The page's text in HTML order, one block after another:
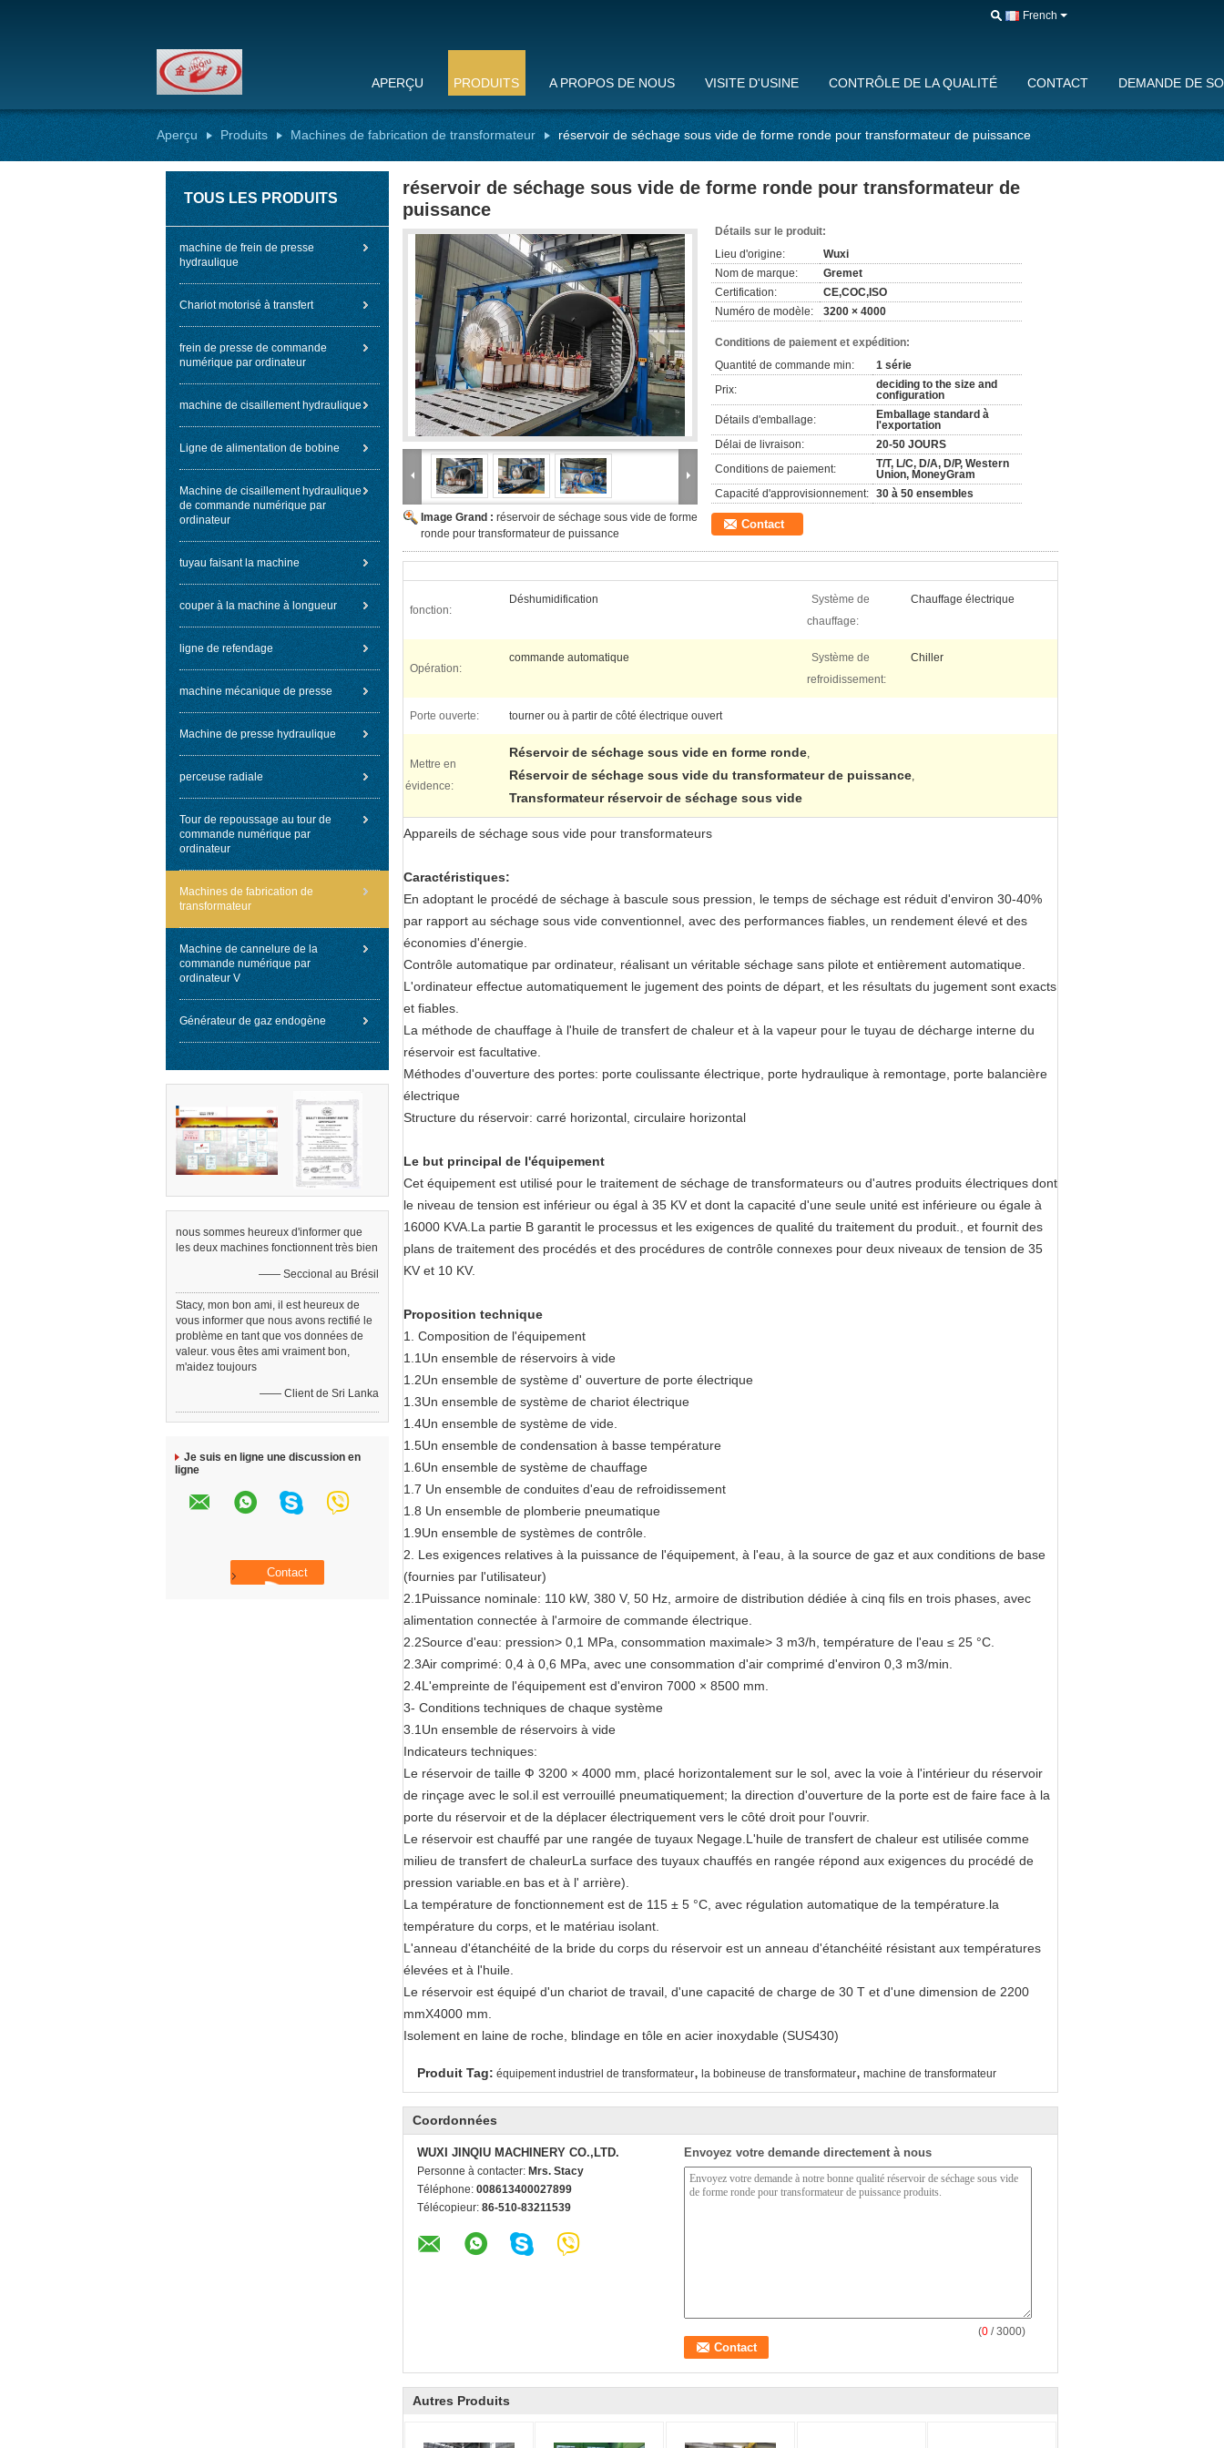
French
APERÇU PRODUITS A PROPOS DE NOUS VISITE D'USINE CONTRÔLE DE LA QUALITÉ CONTACT DEMANDE DE
Aperçu Produits Machines de fabrication de transformateur réservoir de séchage sous vide de forme ronde pour transformateur de puissance
TOUS LES PRODUITS
machine de frein de presse
hydraulique
Chariot motorisé à transfert
frein de presse de commande
numérique par ordinateur
machine de cisaillement hydraulique
Ligne de alimentation de bobine
Machine de cisaillement hydraulique
de commande numérique par
ordinateur
tuyau faisant la machine
couper à la machine à longueur
ligne de refendage
machine mécanique de presse
Machine de presse hydraulique
perceuse radiale
Tour de repoussage au tour de
commande numérique par
ordinateur
Machines de fabrication de
transformateur
Machine de cannelure de la
commande numérique par
ordinateur V
Générateur de gaz endogène
nous sommes heureux d'informer que
les deux machines fonctionnent très bien
—— Seccional au Brésil
Stacy, mon bon ami, il est heureux de
vous informer que nous avons rectifié le
problème en tant que vos données de
valeur. vous êtes ami vraiment bon,
m'aidez toujours
—— Client de Sri Lanka
Je suis en ligne une discussion en
ligne
réservoir de séchage sous vide de forme ronde pour transformateur de
puissance
Image Grand : réservoir de séchage sous vide de forme
ronde pour transformateur de puissance
Détails sur le produit:
Lieu d'origine:
Wuxi
Nom de marque:
Gremet
Certification:
CE,COC,ISO
Numéro de modèle:
3200 × 4000
Conditions de paiement et expédition:
Quantité de commande min:
1 série
Prix:
deciding to the size and
configuration
Détails d'emballage:
Emballage standard à
l'exportation
Délai de livraison:
20-50 JOURS
Conditions de paiement:
T/T, L/C, D/A, D/P, Western
Union, MoneyGram
Capacité d'approvisionnement: 30 à 50 ensembles
Contact
fonction:
Déshumidification
Système de
chauffage:
Chauffage électrique
Opération:
commande automatique
Système de
refroidissement:
Chiller
Porte ouverte: tourner ou à partir de côté électrique ouvert
Mettre en
évidence:
Réservoir de séchage sous vide en forme ronde,
Réservoir de séchage sous vide du transformateur de puissance,
Transformateur réservoir de séchage sous vide
Appareils de séchage sous vide pour transformateurs
Caractéristiques:
En adoptant le procédé de séchage à bascule sous pression, le temps de séchage est réduit d'environ 30-40%
par rapport au séchage sous vide conventionnel, avec des performances fiables, un rendement élevé et des
économies d'énergie.
Contrôle automatique par ordinateur, réalisant un véritable séchage sans pilote et entièrement automatique.
L'ordinateur effectue automatiquement le jugement des points de départ, et les résultats du jugement sont exacts
et fiables.
La méthode de chauffage à l'huile de transfert de chaleur et à la vapeur pour le tuyau de décharge interne du
réservoir est facultative.
Méthodes d'ouverture des portes: porte coulissante électrique, porte hydraulique à remontage, porte balancière
électrique
Structure du réservoir: carré horizontal, circulaire horizontal
Le but principal de l'équipement
Cet équipement est utilisé pour le traitement de séchage de transformateurs ou d'autres produits électriques dont
le niveau de tension est inférieur ou égal à 35 KV et dont la capacité d'une seule unité est inférieure ou égale à
16000 KVA.La partie B garantit le processus et les exigences de qualité du traitement du produit., et fournit des
plans de traitement des procédés et des procédures de contrôle connexes pour deux niveaux de tension de 35
KV et 10 KV.
Proposition technique
1. Composition de l'équipement
1.1Un ensemble de réservoirs à vide
1.2Un ensemble de système d' ouverture de porte électrique
1.3Un ensemble de système de chariot électrique
1.4Un ensemble de système de vide.
1.5Un ensemble de condensation à basse température
1.6Un ensemble de système de chauffage
1.7 Un ensemble de conduites d'eau de refroidissement
1.8 Un ensemble de plomberie pneumatique
1.9Un ensemble de systèmes de contrôle.
2. Les exigences relatives à la puissance de l'équipement, à l'eau, à la source de gaz et aux conditions de base
(fournies par l'utilisateur)
2.1Puissance nominale: 110 kW, 380 V, 50 Hz, armoire de distribution dédiée à cinq fils en trois phases, avec
alimentation connectée à l'armoire de commande électrique.
2.2Source d'eau: pression> 0,1 MPa, consommation maximale> 3 m3/h, température de l'eau ≤ 25 °C.
2.3Air comprimé: 0,4 à 0,6 MPa, avec une consommation d'air comprimé d'environ 0,3 m3/min.
2.4L'empreinte de l'équipement est d'environ 7000 × 8500 mm.
3- Conditions techniques de chaque système
3.1Un ensemble de réservoirs à vide
Indicateurs techniques:
Le réservoir de taille Ф 3200 × 4000 mm, placé horizontalement sur le sol, avec la voie à l'intérieur du réservoir
de rinçage avec le sol.il est verrouillé pneumatiquement; la direction d'ouverture de la porte est de faire face à la
porte du réservoir et de la déplacer électriquement vers le côté droit pour l'ouvrir.
Le réservoir est chauffé par une rangée de tuyaux Negage.L'huile de transfert de chaleur est utilisée comme
milieu de transfert de chaleurLa surface des tuyaux chauffés en rangée répond aux exigences du procédé de
pression variable.en bas et à l' arrière).
La température de fonctionnement est de 115 ± 5 °C, avec régulation automatique de la température.la
température du corps, et le matériau isolant.
L'anneau d'étanchéité de la bride du corps du réservoir est un anneau d'étanchéité résistant aux températures
élevées et à l'huile.
Le réservoir est équipé d'un chariot de travail, d'une capacité de charge de 30 T et d'une dimension de 2200
mmX4000 mm.
Isolement en laine de roche, blindage en tôle en acier inoxydable (SUS430)
Produit Tag: équipement industriel de transformateur, la bobineuse de transformateur, machine de transformateur
Coordonnées
WUXI JINQIU MACHINERY CO.,LTD.
Personne à contacter: Mrs. Stacy
Téléphone: 008613400027899
Télécopieur: 86-510-83211539
Envoyez votre demande directement à nous
(0 / 3000)
Autres Produits